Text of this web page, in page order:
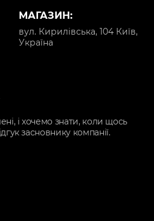
МАГАЗИН:
вул. Кирилівська, 104 Київ,
Україна
і хочемо знати, коли щось
засновнику компанії.